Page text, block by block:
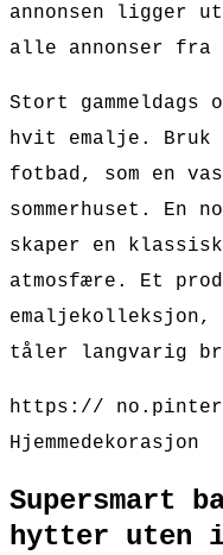
annonsen ligger
alle annonser fra
Stort
hvit emalje. Bruk
fotbad, som en
sommerhuset. En
skaper en
atmosfære. Et
emaljekolleksjon,
tåler langvarig
https://
Hjemmedekorasjon
Supersmart
hytter uten